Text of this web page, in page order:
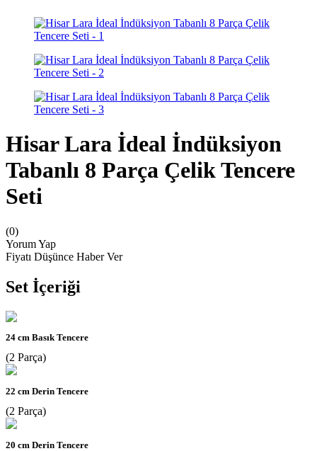
Hisar Lara İdeal İndüksiyon
Tabanlı 8 Parça Çelik Tencere
Seti
(0)
Yorum Yap
Fiyatı Düşünce Haber Ver
Set İçeriği
24 cm Basık Tencere
(2 Parça)
22 cm Derin Tencere
(2 Parça)
20 cm Derin Tencere